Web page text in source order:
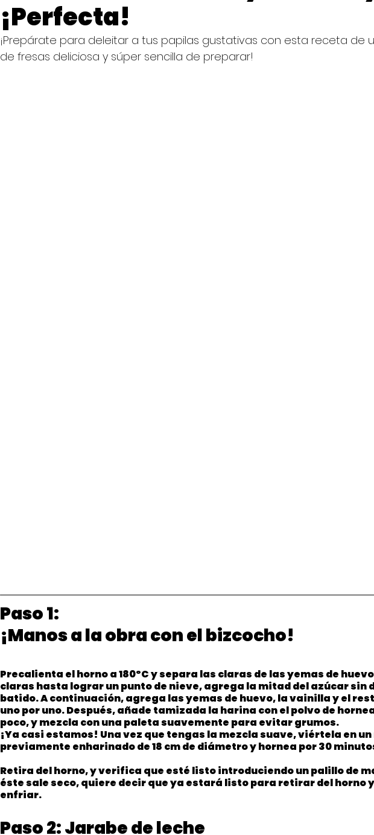
¡Perfecta!
¡Prepárate para deleitar a tus papilas gustativas con esta receta de
de fresas deliciosa y súper sencilla de preparar!
Paso 1:
¡Manos a la obra con el bizcocho!
Precalienta el horno a 180ºC y separa las claras de las yemas de
claras hasta lograr un punto de nieve, agrega la mitad del azúcar sin
batido. A continuación, agrega las yemas de huevo, la vainilla y el
uno por uno. Después, añade tamizada la harina con el polvo de
poco, y mezcla con una paleta suavemente para evitar grumos.
¡Ya casi estamos! Una vez que tengas la mezcla suave, viértela en un
previamente enharinado de 18 cm de diámetro y hornea por 30
Retira del horno, y verifica que esté listo introduciendo un palillo de
éste sale seco, quiere decir que ya estará listo para retirar del horno
enfriar.
Paso 2: Jarabe de leche